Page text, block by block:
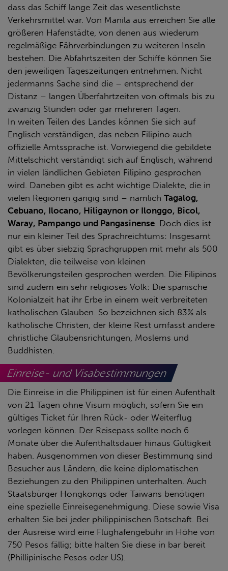
dass das Schiff lange Zeit das wesentlichste
Verkehrsmittel war. Von Manila aus erreichen Sie alle
größeren Hafenstädte, von denen aus wiederum
regelmäßige Fährverbindungen zu weiteren Inseln
bestehen. Die Abfahrtszeiten der Schiffe können Sie
den jeweiligen Tageszeitungen entnehmen. Nicht
jedermanns Sache sind die – entsprechend der
Distanz – langen Überfahrtzeiten von oftmals bis zu
zwanzig Stunden oder gar mehreren Tagen.
In weiten Teilen des Landes können Sie sich auf
Englisch verständigen, das neben Filipino auch
offizielle Amtssprache ist. Vorwiegend die gebildete
Mittelschicht verständigt sich auf Englisch, während
in vielen ländlichen Gebieten Filipino gesprochen
wird. Daneben gibt es acht wichtige Dialekte, die in
vielen Regionen gängig sind – nämlich Tagalog,
Cebuano, Ilocano, Hiligaynon or Ilonggo, Bicol,
Waray, Pampango und Pangasinense . Doch dies ist
nur ein kleiner Teil des Sprachreichtums: Insgesamt
gibt es über siebzig Sprachgruppen mit mehr als 500
Dialekten, die teilweise von kleinen
Bevölkerungsteilen gesprochen werden. Die Filipinos
sind zudem ein sehr religiöses Volk: Die spanische
Kolonialzeit hat ihr Erbe in einem weit verbreiteten
katholischen Glauben. So bezeichnen sich 83% als
katholische Christen, der kleine Rest umfasst andere
christliche Glaubensrichtungen, Moslems und
Buddhisten.
Einreise- und Visabestimmungen
Die Einreise in die Philippinen ist für einen Aufenthalt
von 21 Tagen ohne Visum möglich, sofern Sie ein
gültiges Ticket für Ihren Rück- oder Weiterflug
vorlegen können. Der Reisepass sollte noch 6
Monate über die Aufenthaltsdauer hinaus Gültigkeit
haben. Ausgenommen von dieser Bestimmung sind
Besucher aus Ländern, die keine diplomatischen
Beziehungen zu den Philippinen unterhalten. Auch
Staatsbürger Hongkongs oder Taiwans benötigen
eine spezielle Einreisegenehmigung. Diese sowie Visa
erhalten Sie bei jeder philippinischen Botschaft. Bei
der Ausreise wird eine Flughafengebühr in Höhe von
750 Pesos fällig; bitte halten Sie diese in bar bereit
(Phillipinische Pesos oder US).